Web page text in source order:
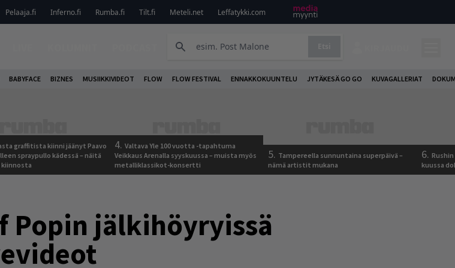
Pelaaja.fi Inferno.fi Rumba.fi Tilt.fi Meteli.net Leffatykki.com
BABYFACE BIZNES MUSIIKKIVIDEOT FLOW FLOW FESTIVAL ENNAKKOKUUNTELU JYTÄKESÄ GO GO KUVAGALLERIAT
graffitista kiinni jäänyt Paavo
spraypullo kädessä – näitä
4. Valtava Yle 100 vuotta -tapahtuma
Veikkaus Arenalla syyskuussa – muista myös
metalliklassikot-konsertti
5. Tampereella sunnuntaina superpäivä –
nämä artistit mukana
6.
kuussa
Popin jälkihöyryissä